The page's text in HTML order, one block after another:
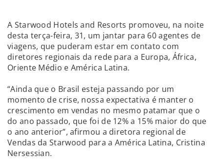
A Starwood Hotels and Resorts promoveu, na noite
desta terça-feira, 31, um jantar para 60 agentes de
viagens, que puderam estar em contato com
diretores regionais da rede para a Europa, África,
Oriente Médio e América Latina.
“Ainda que o Brasil esteja passando por um
momento de crise, nossa expectativa é manter o
crescimento em vendas no mesmo patamar que o
do ano passado, que foi de 12% a 15% maior do que
o ano anterior”, afirmou a diretora regional de
Vendas da Starwood para a América Latina, Cristina
Nersessian.